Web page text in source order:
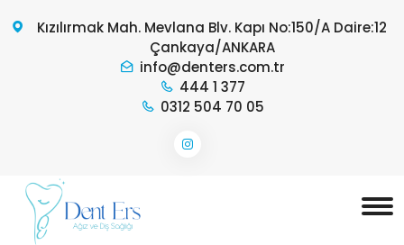
Kızılırmak Mah. Mevlana Blv. Kapı No:150/A Daire:12
Çankaya/ANKARA
info@denters.com.tr
444 1 377
0312 504 70 05